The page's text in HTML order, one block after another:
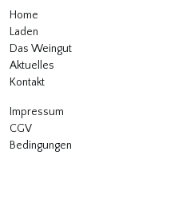
Home
Laden
Das Weingut
Aktuelles
Kontakt
Impressum
CGV
Bedingungen